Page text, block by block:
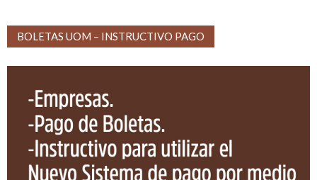
BOLETAS UOM – INSTRUCTIVO PAGO